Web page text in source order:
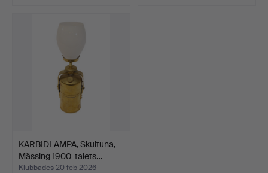
KARBIDLAMPA, Skultuna,
Mässing 1900-talets…
Klubbades 20 feb 2026